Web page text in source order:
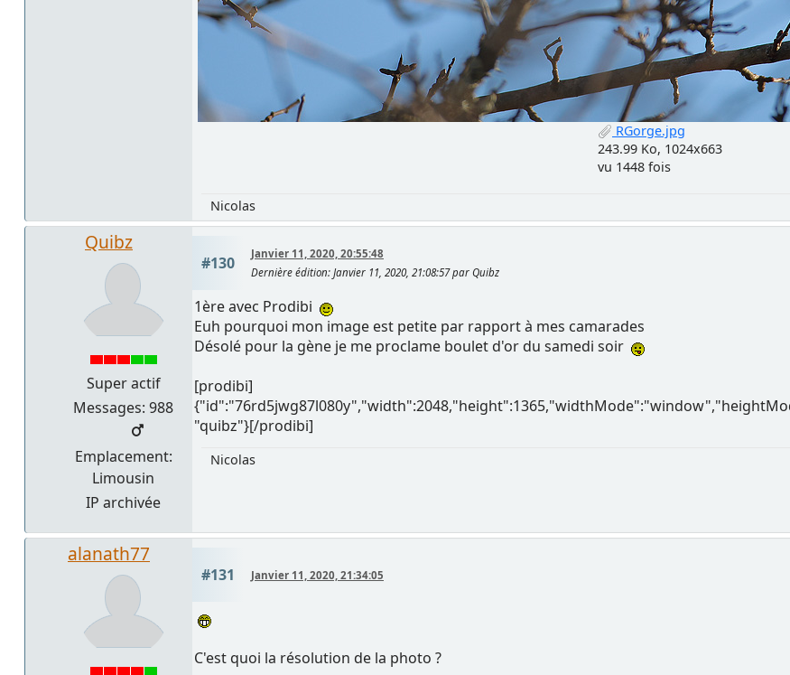
RGorge.jpg
243.99 Ko, 1024x663
vu 1448 fois
Nicolas
Quibz
Super actif
Messages: 988
Emplacement:
Limousin
IP archivée
#130
Janvier 11, 2020, 20:55:48
Dernière édition: Janvier 11, 2020, 21:08:57 par Quibz
1ère avec Prodibi
Euh pourquoi mon image est petite par rapport à mes camarades
Désolé pour la gène je me proclame boulet d'or du samedi soir
[prodibi]
"quibz"}[/prodibi]
Nicolas
alanath77
#131 Janvier 11, 2020, 21:34:05
C'est quoi la résolution de la photo ?